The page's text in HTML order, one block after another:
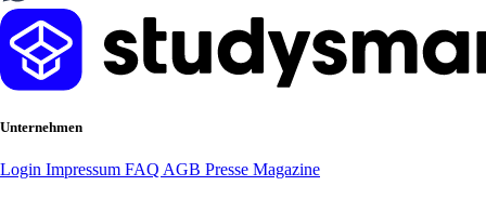
Unternehmen
Login Impressum FAQ AGB Presse Magazine